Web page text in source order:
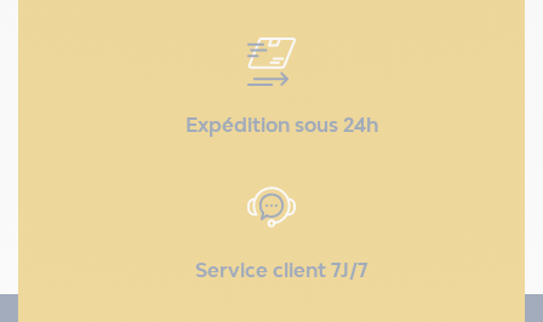
Expédition sous 24h
Service client 7J/7